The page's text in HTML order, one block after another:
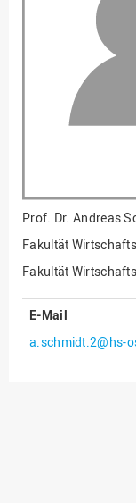
Fakultät
Kultur und Technik
Fakultät
Finanzen
strategie
Prof. Dr. Andreas
Fakultät
Fakultät
E-Mail
a.schmidt.2@hs-